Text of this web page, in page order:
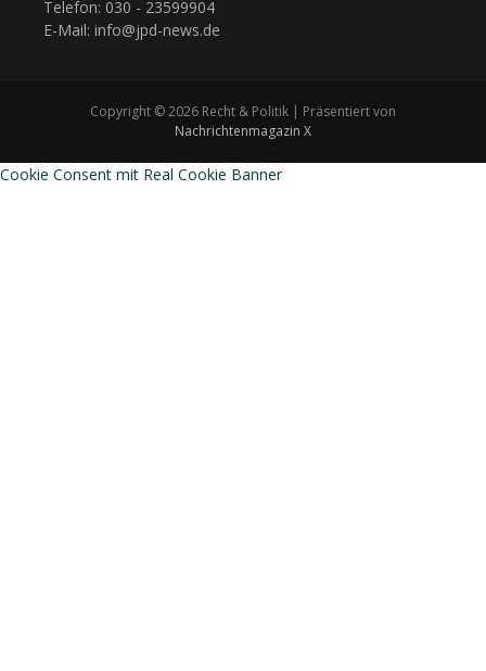
Telefon: 030 - 23599904
E-Mail: info@jpd-news.de
Copyright © 2026 Recht & Politik | Präsentiert von
Nachrichtenmagazin X
Cookie Consent mit Real Cookie Banner